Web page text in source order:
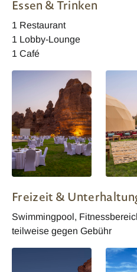
Essen & Trinken
1 Restaurant
1 Lobby-Lounge
1 Café
Freizeit &
Swimmingpool,
teilweise gegen Gebühr